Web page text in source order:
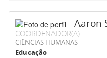
Aaron
COORDENADOR(A)
CIÊNCIAS HUMANAS
Educação